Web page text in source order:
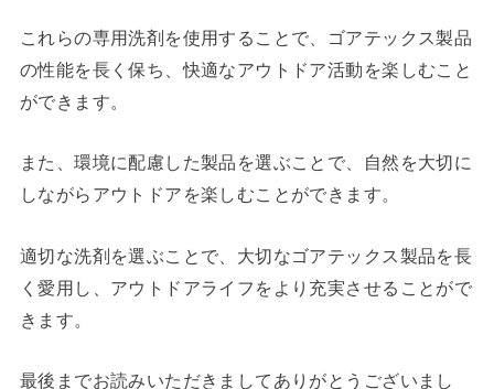
これらの専用洗剤を使用することで、ゴアテックス製品
の性能を長く保ち、快適なアウトドア活動を楽しむこと
ができます。
また、環境に配慮した製品を選ぶことで、自然を大切に
しながらアウトドアを楽しむことができます。
適切な洗剤を選ぶことで、大切なゴアテックス製品を長
く愛用し、アウトドアライフをより充実させることがで
きます。
最後までお読みいただきましてありがとうございまし